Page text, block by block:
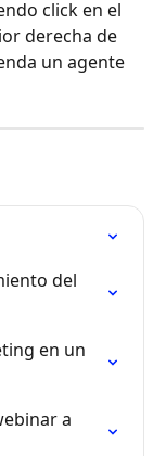
click en el
derecha de
un agente
del
en un
a